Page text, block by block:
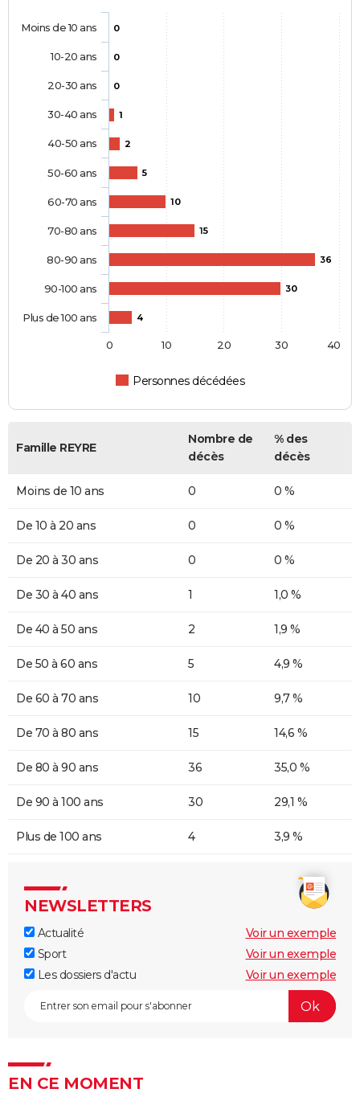
0
0
0
1
2
5
10
15
36
30
4
Personnes décédées
Moins de 10 ans
10-20 ans
20-30 ans
30-40 ans
40-50 ans
50-60 ans
60-70 ans
70-80 ans
80-90 ans
90-100 ans
Plus de 100 ans
0 10 20 30 40
Famille REYRE
Nombre de
décès
% des
décès
Moins de 10 ans 0 0 %
De 10 à 20 ans 0 0 %
De 20 à 30 ans 0 0 %
De 30 à 40 ans 1 1,0 %
De 40 à 50 ans 2 1,9 %
De 50 à 60 ans 5 4,9 %
De 60 à 70 ans 10 9,7 %
De 70 à 80 ans 15 14,6 %
De 80 à 90 ans 36 35,0 %
De 90 à 100 ans 30 29,1 %
Plus de 100 ans 4 3,9 %
NEWSLETTERS
Actualité
Voir un exemple
Sport
Voir un exemple
Les dossiers d'actu
Voir un exemple
EN CE MOMENT